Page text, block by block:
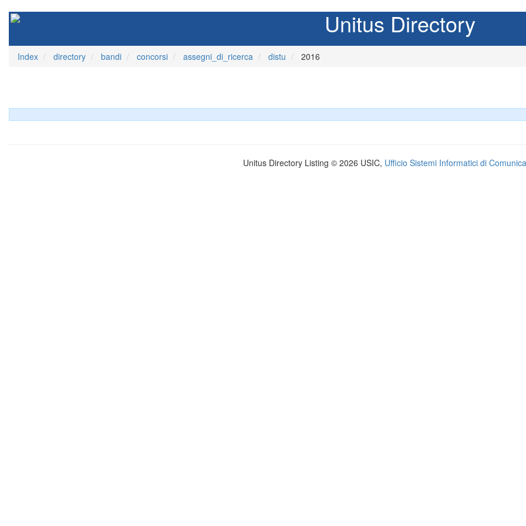
Unitus Directory
Index directory bandi concorsi assegni_di_ricerca distu 2016
Unitus Directory Listing © 2026 USIC, Ufficio Sistemi Informatici di